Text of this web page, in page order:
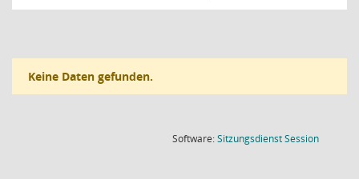
Keine Daten gefunden.
Software:SitzungsdienstSession(Wird in